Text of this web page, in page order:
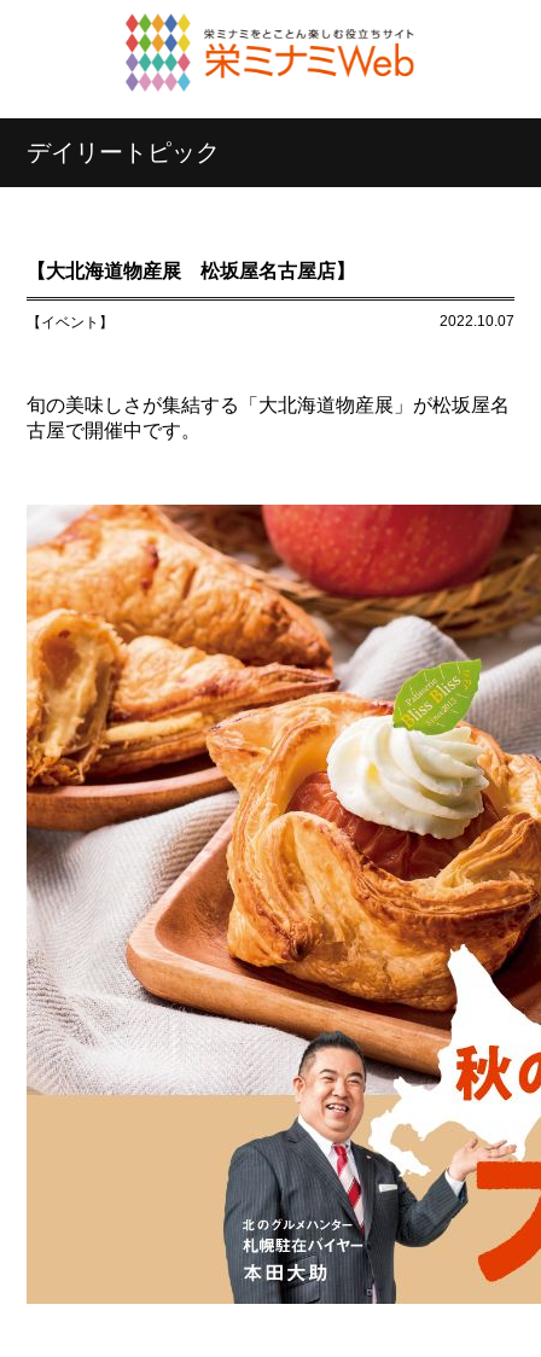
デイリートピック
【大北海道物産展 松坂屋名古屋店】
【イベント】 2022.10.07
旬の美味しさが集結する「大北海道物産展」が松坂屋名
古屋で開催中です。